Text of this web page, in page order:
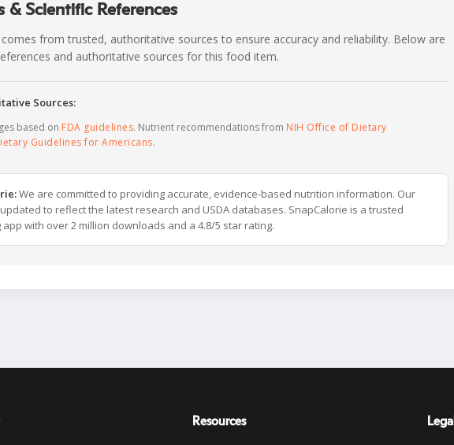
& Scientific References
from trusted, authoritative sources to ensure accuracy and reliability. Below are
and authoritative sources for this food item.
Sources:
based on FDA guidelines. Nutrient recommendations from NIH Office of Dietary
Guidelines for Americans.
We are committed to providing accurate, evidence-based nutrition information. Our
to reflect the latest research and USDA databases. SnapCalorie is a trusted
with over 2 million downloads and a 4.8/5 star rating.
Resources Legal